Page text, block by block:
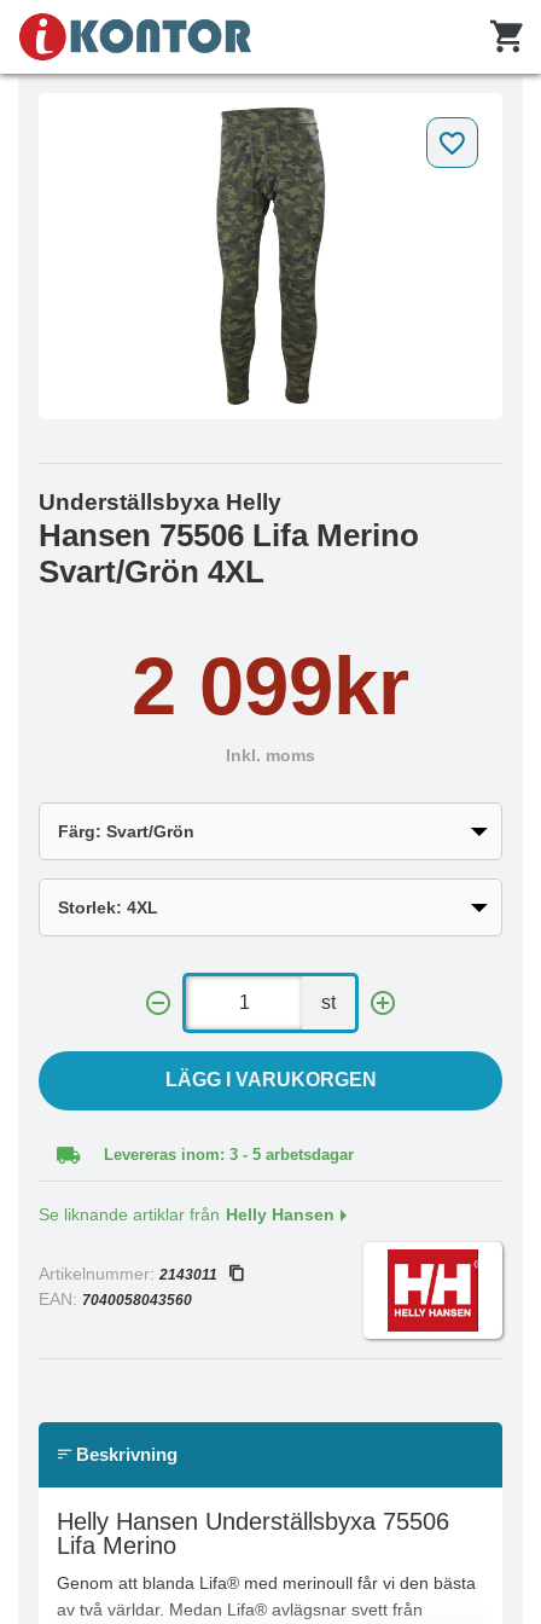
Underställsbyxa Helly
Hansen 75506 Lifa Merino
Svart/Grön 4XL
2 099kr
Inkl. moms
st
LÄGG I VARUKORGEN
Levereras inom: 3 - 5 arbetsdagar
Se liknande artiklar från Helly Hansen
Artikelnummer: 2143011
EAN: 7040058043560
Beskrivning
Helly Hansen Underställsbyxa 75506
Lifa Merino
Genom att blanda Lifa® med merinoull får vi den bästa
av två världar. Medan Lifa® avlägsnar svett från